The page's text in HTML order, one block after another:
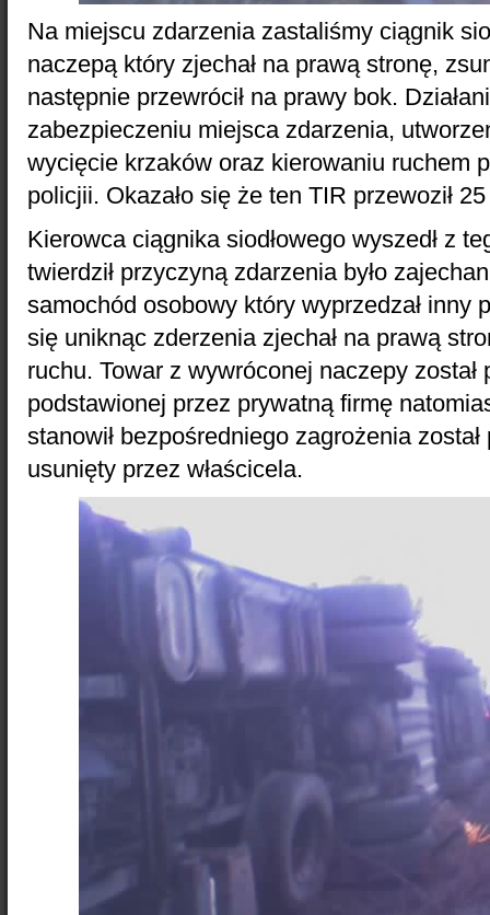
Na miejscu zdarzenia zastaliśmy ciągnik
naczepą który zjechał na prawą stronę,
następnie przewrócił na prawy bok.
zabezpieczeniu miejsca zdarzenia,
wycięcie krzaków oraz kierowaniu ruchem
policjii. Okazało się że ten TIR przewoził
Kierowca ciągnika siodłowego wyszedł z
twierdził przyczyną zdarzenia było
samochód osobowy który wyprzedzał inny
się uniknąc zderzenia zjechał na prawą
ruchu. Towar z wywróconej naczepy został
podstawionej przez prywatną firmę
stanowił bezpośredniego zagrożenia
usunięty przez właścicela.